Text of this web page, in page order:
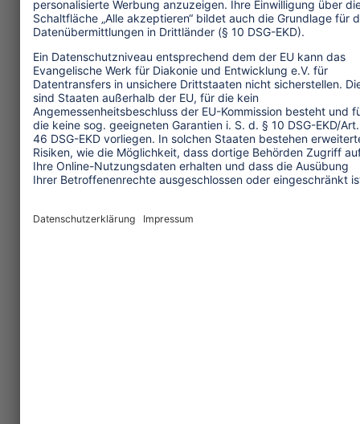
Einheimischen nicht darunter zu leiden
haben. Richtlinien und Gesetze zu
die Tourismusunternehmen erfüllen
müssen.
In den vergangenen Jahren kam es in
vielen Ländern zu einer enormen
gesellschaftlichen Mobilisierung und es
wurden im mühsamen Kampf um das
Siege errungen. Tourismuskritische